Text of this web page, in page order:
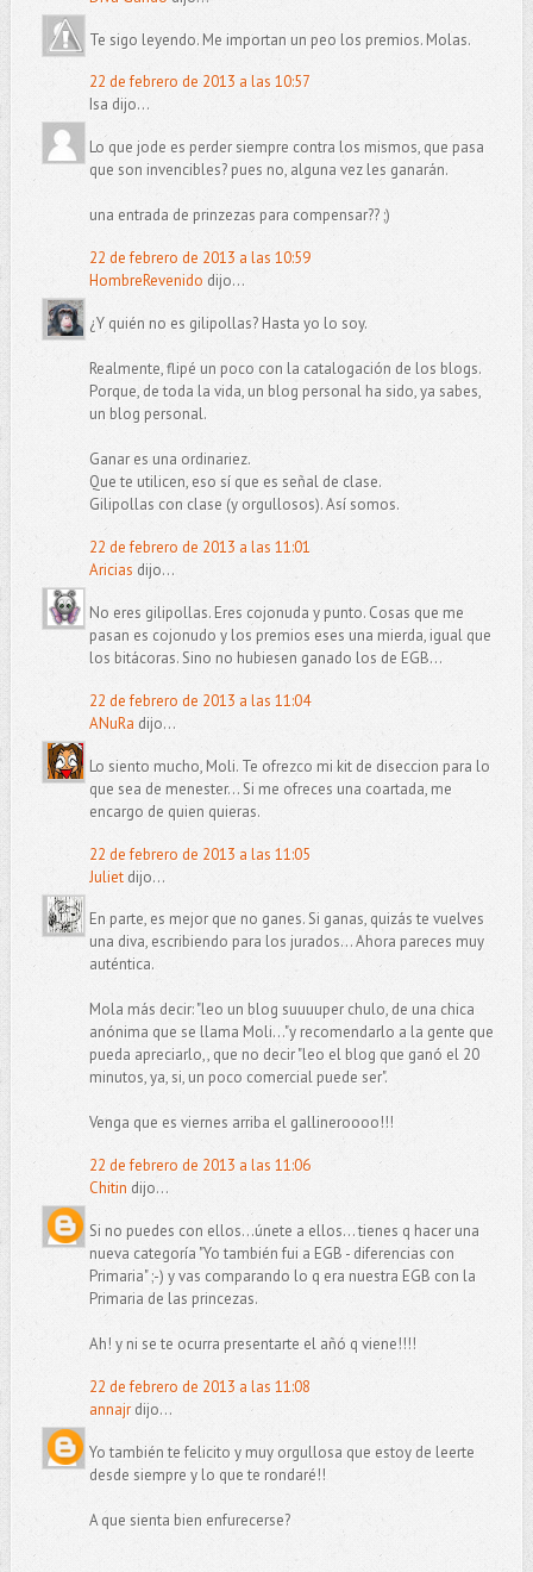
Te sigo leyendo. Me importan un peo los premios. Molas.
22 de febrero de 2013 a las 10:57
Isa dijo...
Lo que jode es perder siempre contra los mismos, que pasa
que son invencibles? pues no, alguna vez les ganarán.
una entrada de prinzezas para compensar?? ;)
22 de febrero de 2013 a las 10:59
HombreRevenido dijo...
¿Y quién no es gilipollas? Hasta yo lo soy.
Realmente, flipé un poco con la catalogación de los blogs.
Porque, de toda la vida, un blog personal ha sido, ya sabes,
un blog personal.
Ganar es una ordinariez.
Que te utilicen, eso sí que es señal de clase.
Gilipollas con clase (y orgullosos). Así somos.
22 de febrero de 2013 a las 11:01
Aricias dijo...
No eres gilipollas. Eres cojonuda y punto. Cosas que me
pasan es cojonudo y los premios eses una mierda, igual que
los bitácoras. Sino no hubiesen ganado los de EGB...
22 de febrero de 2013 a las 11:04
ANuRa dijo...
Lo siento mucho, Moli. Te ofrezco mi kit de diseccion para lo
que sea de menester... Si me ofreces una coartada, me
encargo de quien quieras.
22 de febrero de 2013 a las 11:05
Julietdijo...
En parte, es mejor que no ganes. Si ganas, quizás te vuelves
una diva, escribiendo para los jurados... Ahora pareces muy
auténtica.
Mola más decir: "leo un blog suuuuper chulo, de una chica
anónima que se llama Moli..."y recomendarlo a la gente que
pueda apreciarlo,, que no decir "leo el blog que ganó el 20
minutos, ya, si, un poco comercial puede ser".
Venga que es viernes arriba el gallineroooo!!!
22 de febrero de 2013 a las 11:06
Chitin dijo...
Si no puedes con ellos...únete a ellos... tienes q hacer una
nueva categoría "Yo también fui a EGB - diferencias con
Primaria" ;-) y vas comparando lo q era nuestra EGB con la
Primaria de las princezas.
Ah! y ni se te ocurra presentarte el añó q viene!!!!
22 de febrero de 2013 a las 11:08
annajrdijo...
Yo también te felicito y muy orgullosa que estoy de leerte
desde siempre y lo que te rondaré!!
A que sienta bien enfurecerse?